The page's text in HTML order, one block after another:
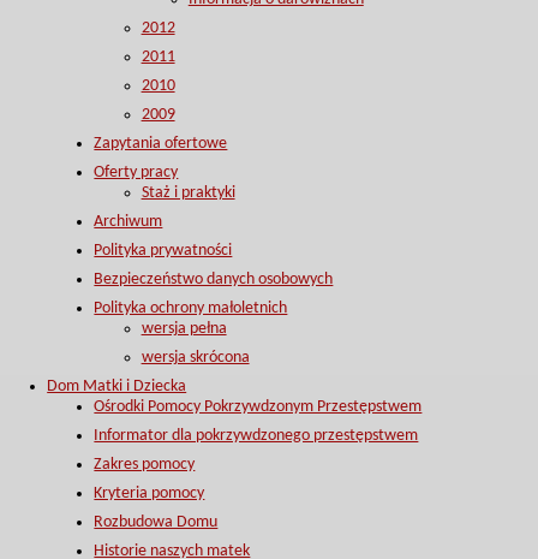
2012
2011
2010
2009
Zapytania ofertowe
Oferty pracy
Staż i praktyki
Archiwum
Polityka prywatności
Bezpieczeństwo danych osobowych
Polityka ochrony małoletnich
wersja pełna
wersja skrócona
Dom Matki i Dziecka
Ośrodki Pomocy Pokrzywdzonym Przestępstwem
Informator dla pokrzywdzonego przestępstwem
Zakres pomocy
Kryteria pomocy
Rozbudowa Domu
Historie naszych matek